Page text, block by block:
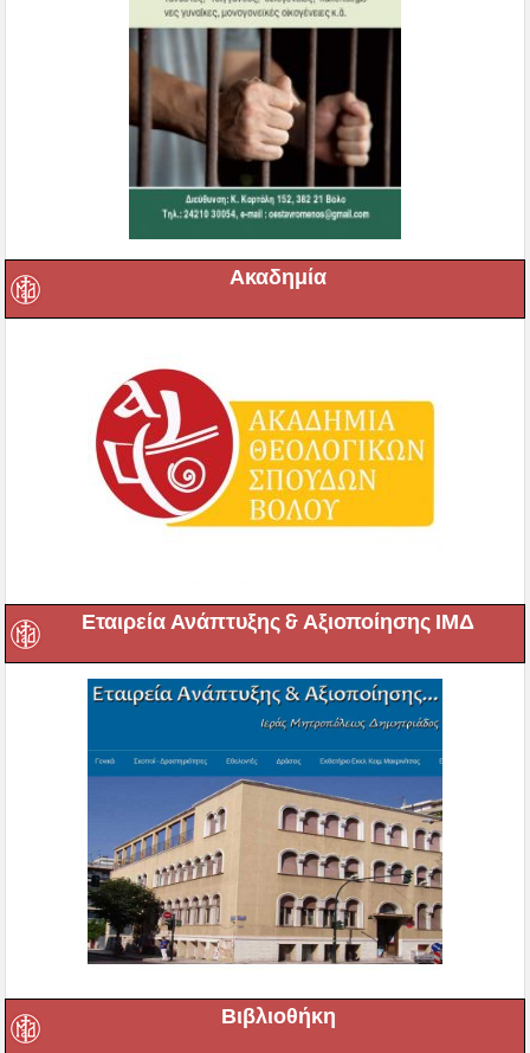
Ακαδημία
Εταιρεία Ανάπτυξης & Αξιοποίησης ΙΜΔ
Βιβλιοθήκη